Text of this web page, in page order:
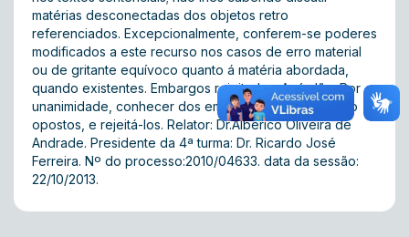
matérias desconectadas dos objetos retro
referenciados. Excepcionalmente, conferem-se poderes
modificados a este recurso nos casos de erro material
ou de gritante equívoco quanto á matéria abordada,
quando existentes. Embargos rejeitados. Acórdão: Por
unanimidade, conhecer dos embargos de declaração
opostos, e rejeitá-los. Relator: Dr.Albérico Oliveira de
Andrade. Presidente da 4ª turma: Dr. Ricardo José
Ferreira. Nº do processo:2010/04633. data da sessão:
22/10/2013.